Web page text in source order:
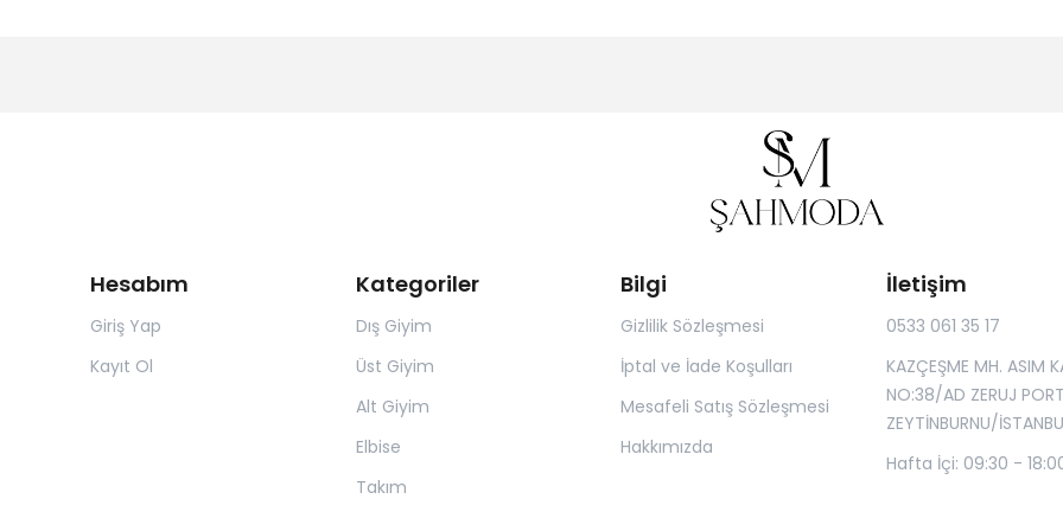
Hesabım
Giriş Yap
Kayıt Ol
Kategoriler
Dış Giyim
Üst Giyim
Alt Giyim
Elbise
Takım
Bilgi
Gizlilik Sözleşmesi
İptal ve İade Koşulları
Mesafeli Satış Sözleşmesi
Hakkımızda
İletişim
0533 061 35 17
KAZÇEŞME MH. ASIM
NO:38/AD ZERUJ
ZEYTİNBURNU/
Hafta İçi: 09:30 -